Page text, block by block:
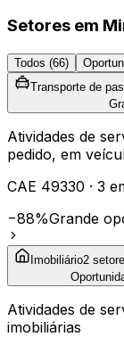
Setores em
Todos (66)
Transporte de
Atividades de
pedido, em
CAE 49330 · 3
−88%Grande
Imobiliário2
Atividades de
imobiliárias